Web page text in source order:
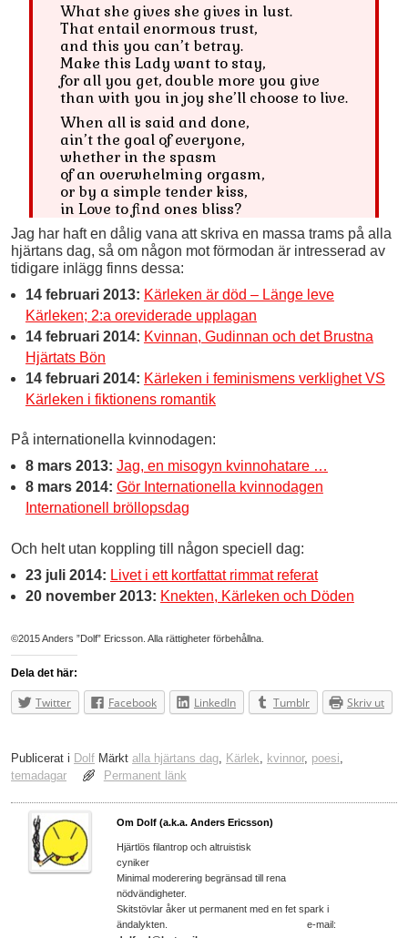
What she gives she gives in lust.
That entail enormous trust,
and this you can’t betray.
Make this Lady want to stay,
for all you get, double more you give
than with you in joy she’ll choose to live.
When all is said and done,
ain’t the goal of everyone,
whether in the spasm
of an overwhelming orgasm,
or by a simple tender kiss,
in Love to find ones bliss?
Jag har haft en dålig vana att skriva en massa trams på alla
hjärtans dag, så om någon mot förmodan är intresserad av
tidigare inlägg finns dessa:
14 februari 2013: Kärleken är död – Länge leve
Kärleken; 2:a oreviderade upplagan
14 februari 2014: Kvinnan, Gudinnan och det Brustna
Hjärtats Bön
14 februari 2014: Kärleken i feminismens verklighet VS
Kärleken i fiktionens romantik
På internationella kvinnodagen:
8 mars 2013: Jag, en misogyn kvinnohatare …
8 mars 2014: Gör Internationella kvinnodagen
Internationell bröllopsdag
Och helt utan koppling till någon speciell dag:
23 juli 2014: Livet i ett kortfattat rimmat referat
20 november 2013: Knekten, Kärleken och Döden
©2015 Anders ”Dolf” Ericsson. Alla rättigheter förbehållna.
Dela det här:
Twitter Facebook LinkedIn Tumblr Skriv ut
Publicerat i Dolf Märkt alla hjärtans dag, Kärlek, kvinnor, poesi,
temadagar
Permanent länk
Om Dolf (a.k.a. Anders Ericsson)
Hjärtlös filantrop och altruistisk
cyniker
Minimal moderering begränsad till rena
nödvändigheter.
Skitstövlar åker ut permanent med en fet spark i
ändalykten. e-mail: